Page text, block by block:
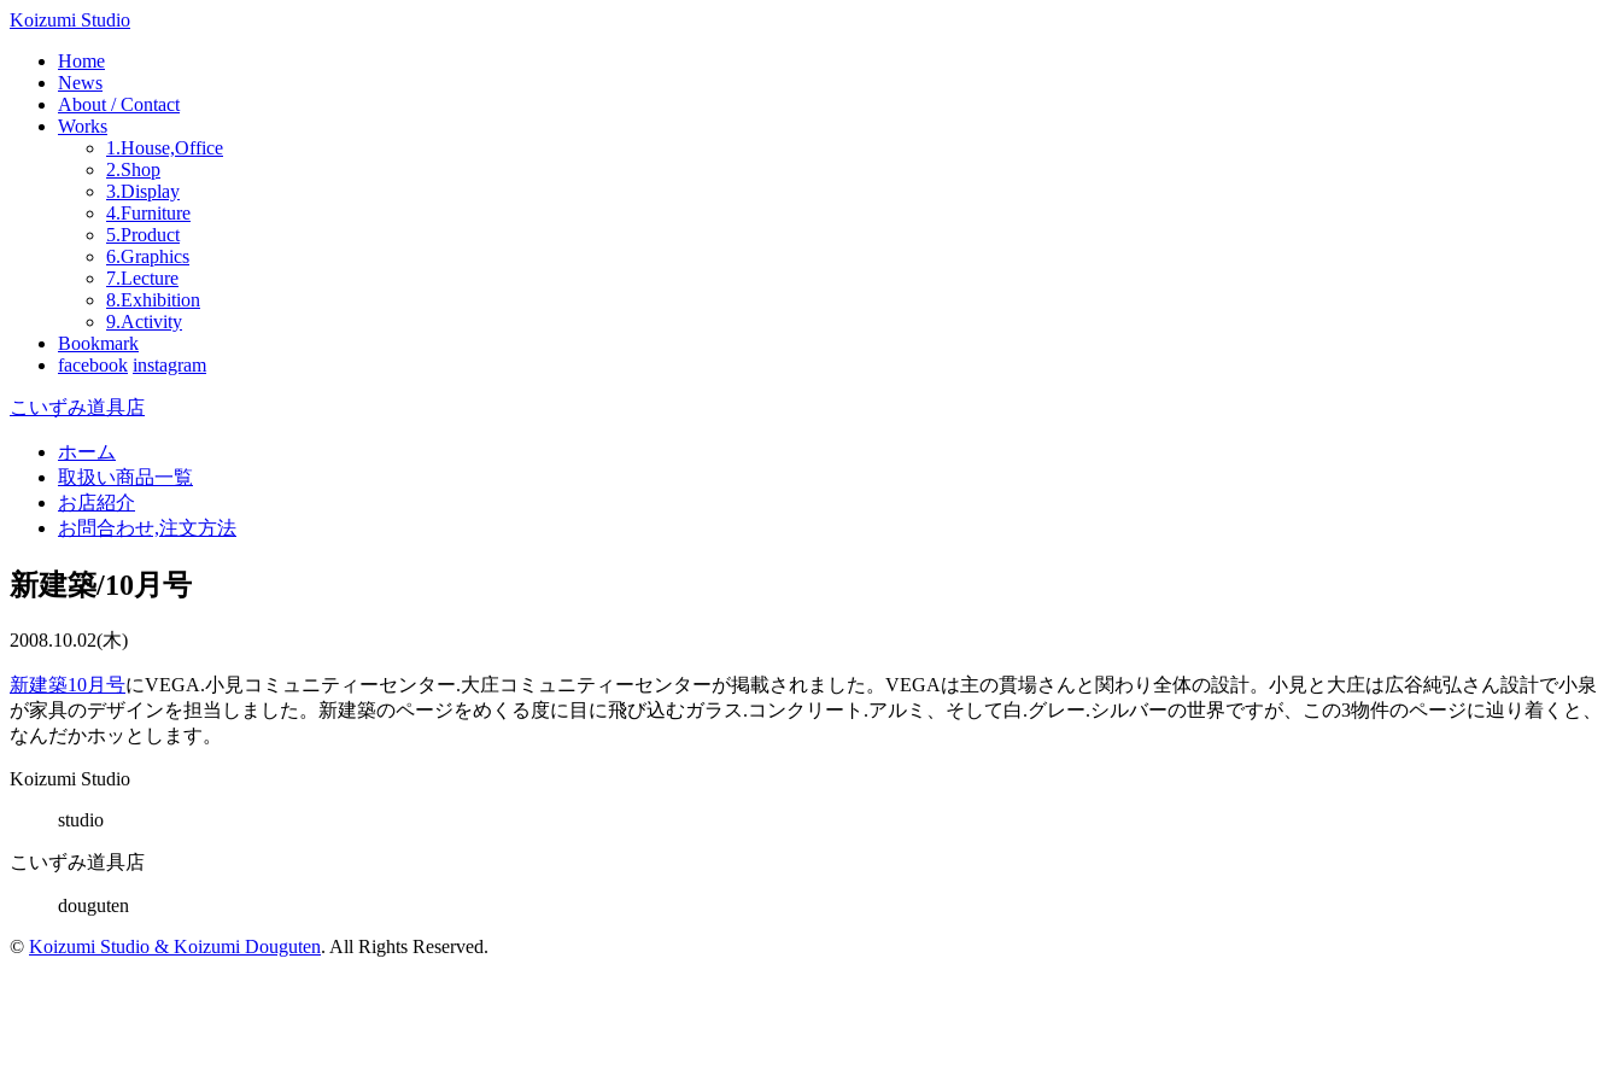
Koizumi Studio
Home
News
About / Contact
Works
1.House,Office
2.Shop
3.Display
4.Furniture
5.Product
6.Graphics
7.Lecture
8.Exhibition
9.Activity
Bookmark
facebook instagram
こいずみ道具店
ホーム
取扱い商品一覧
お店紹介
お問合わせ,注文方法
新建築/10月号
2008.10.02(木)
新建築10月号にVEGA.小見コミュニティーセンター.大庄コミュニティーセンターが掲載されました。VEGAは主の貫場さんと関わり全体の設計。小見と大庄は広谷純弘さん設計で小泉
が家具のデザインを担当しました。新建築のページをめくる度に目に飛び込むガラス.コンクリート.アルミ、そして白.グレー.シルバーの世界ですが、この3物件のページに辿り着くと、
なんだかホッとします。
Koizumi Studio
studio
こいずみ道具店
douguten
© Koizumi Studio & Koizumi Douguten. All Rights Reserved.